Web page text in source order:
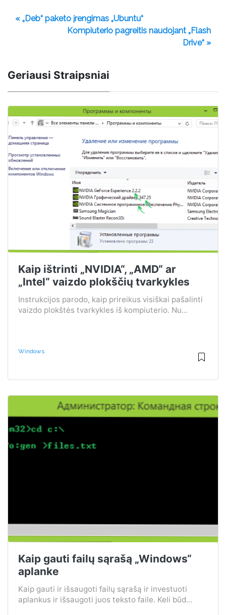
« „Deb“ paketo įrengimas „Ubuntu“
Kompiuterio pagreitis naudojant „Flash
Drive“ »
Geriausi Straipsniai
Kaip ištrinti „NVIDIA“, „AMD“ ar
„Intel“ vaizdo plokščių tvarkykles
Instrukcijos parodo, kaip prireikus visiškai pašalinti
vaizdo plokštės tvarkykles iš kompiuterio. Nu...
Windows
Kaip gauti failų sąrašą „Windows“
aplanke
Kaip gauti ir išsaugoti failų sąrašą ir investuoti
aplankus ir išsaugoti juos teksto faile. Keli būd...